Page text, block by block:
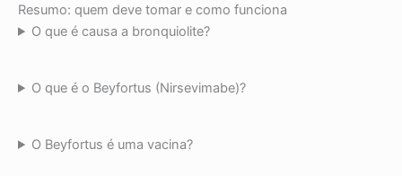
Resumo: quem deve tomar e como funciona
O que é causa a bronquiolite?
O que é o Beyfortus (Nirsevimabe)?
O Beyfortus é uma vacina?